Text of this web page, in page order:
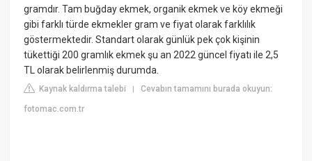
gramdır. Tam buğday ekmek, organik ekmek ve köy ekmeği
gibi farklı türde ekmekler gram ve fiyat olarak farklılık
göstermektedir. Standart olarak günlük pek çok kişinin
tükettiği 200 gramlık ekmek şu an 2022 güncel fiyatı ile 2,5
TL olarak belirlenmiş durumda.
Kaynak kaldırma talebi |Cevabın tamamını burada okuyun:
fotomac.com.tr